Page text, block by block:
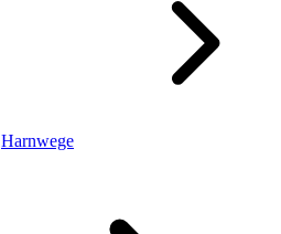
Harnwege